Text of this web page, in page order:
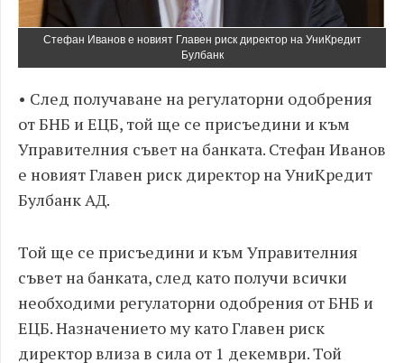
Стефан Иванов е новият Главен риск директор на УниКредит
Булбанк
• След получаване на регулаторни одобрения
от БНБ и ЕЦБ, той ще се присъедини и към
Управителния съвет на банката. Стефан Иванов
е новият Главен риск директор на УниКредит
Булбанк АД.
Той ще се присъедини и към Управителния
съвет на банката, след като получи всички
необходими регулаторни одобрения от БНБ и
ЕЦБ. Назначението му като Главен риск
директор влиза в сила от 1 декември. Той